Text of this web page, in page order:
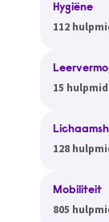
Hygiëne
112
15
128
Mobiliteit
805